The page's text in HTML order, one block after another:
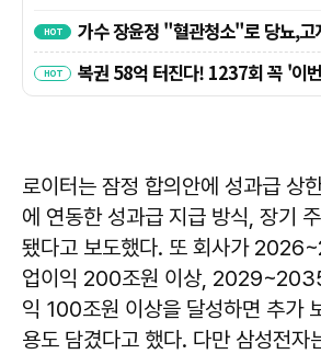
로이터는 잠정 합의안에 성과급 상
에 연동한 성과급 지급 방식, 장기
됐다고 보도했다. 또 회사가
업이익 200조원 이상,
익 100조원 이상을 달성하면 추가
용도 담겼다고 했다. 다만 삼성전자